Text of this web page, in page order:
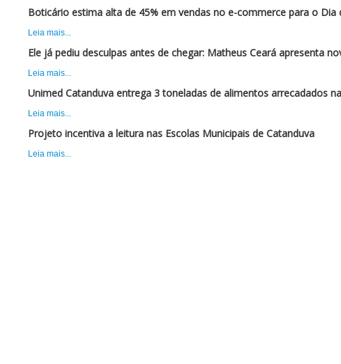
Boticário estima alta de 45% em vendas no e-commerce para o Dia
Leia mais...
Ele já pediu desculpas antes de chegar: Matheus Ceará apresenta
Leia mais...
Unimed Catanduva entrega 3 toneladas de alimentos arrecadados
Leia mais...
Projeto incentiva a leitura nas Escolas Municipais de Catanduva
Leia mais...